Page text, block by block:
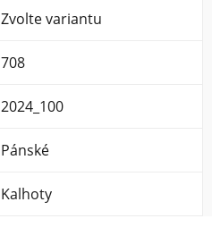
Zvolte variantu
708
2024_100
Pánské
Kalhoty